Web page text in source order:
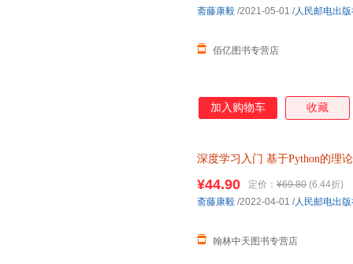
佰亿图书专营店
斋藤康毅 /2021-05-01 /人民邮电出
加入购物车 收藏
深度学习入门 基于Python的理
¥44.90 定价： ¥69.80 (6.44折)
翰林中天图书专营店
斋藤康毅 /2022-04-01 /人民邮电出